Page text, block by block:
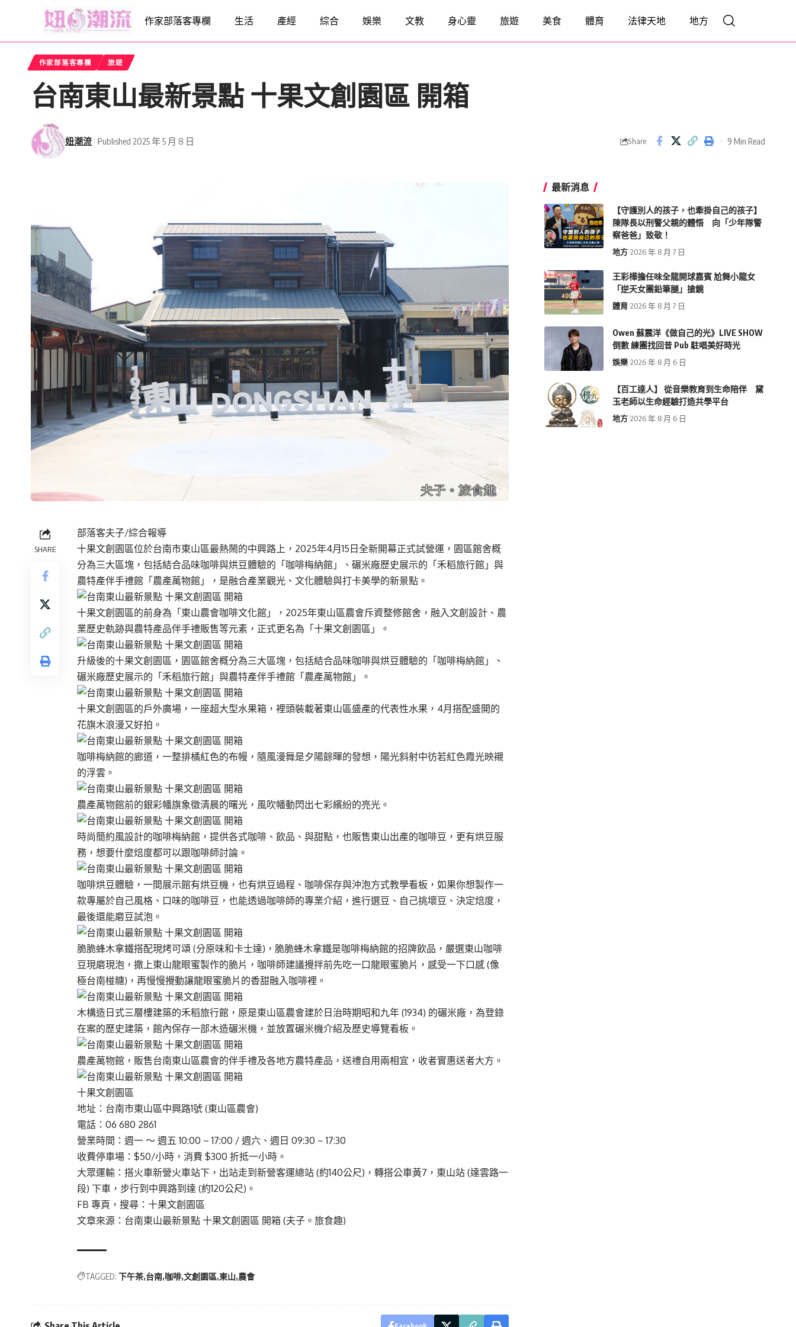
作家部落客專欄 生活 產經 綜合 娛樂 文教 身心靈 旅遊 美食 體育 法律天地 地方
作家部落客專欄 旅遊
台南東山最新景點 十果文創園區 開箱
妞潮流 Published 2025 年 5 月 8 日 Share 9 Min Read
SHARE
部落客夫子/綜合報導
十果文創園區位於台南市東山區最熱鬧的中興路上，2025年4月15日全新開幕正式試營運，園區館舍概
分為三大區塊，包括結合品味咖啡與烘豆體驗的「咖啡梅納館」、碾米廠歷史展示的「禾稻旅行館」與
農特產伴手禮館「農產萬物館」，是融合產業觀光、文化體驗與打卡美學的新景點。
十果文創園區的前身為「東山農會咖啡文化館」，2025年東山區農會斥資整修館舍，融入文創設計、農
業歷史軌跡與農特產品伴手禮販售等元素，正式更名為「十果文創園區」。
升級後的十果文創園區，園區館舍概分為三大區塊，包括結合品味咖啡與烘豆體驗的「咖啡梅納館」、
碾米廠歷史展示的「禾稻旅行館」與農特產伴手禮館「農產萬物館」。
十果文創園區的戶外廣場，一座超大型水果箱，裡頭裝載著東山區盛產的代表性水果，4月搭配盛開的
花旗木浪漫又好拍。
咖啡梅納館的廊道，一整排橘紅色的布幔，隨風漫舞是夕陽餘暉的發想，陽光斜射中彷若紅色霞光映襯
的浮雲。
農產萬物館前的銀彩幡旗象徵清晨的曙光，風吹幡動閃出七彩繽紛的亮光。
時尚簡約風設計的咖啡梅納館，提供各式咖啡、飲品、與甜點，也販售東山出產的咖啡豆，更有烘豆服
務，想要什麼焙度都可以跟咖啡師討論。
咖啡烘豆體驗，一間展示館有烘豆機，也有烘豆過程、咖啡保存與沖泡方式教學看板，如果你想製作一
款專屬於自己風格、口味的咖啡豆，也能透過咖啡師的專業介紹，進行選豆、自己挑壞豆、決定焙度，
最後還能磨豆試泡。
脆脆蜂木拿鐵搭配現烤可頌 (分原味和卡士達)，脆脆蜂木拿鐵是咖啡梅納館的招牌飲品，嚴選東山咖啡
豆現磨現泡，撒上東山龍眼蜜製作的脆片，咖啡師建議攪拌前先吃一口龍眼蜜脆片，感受一下口感 (像
極台南椪糖)，再慢慢攪動讓龍眼蜜脆片的香甜融入咖啡裡。
木構造日式三層樓建築的禾稻旅行館，原是東山區農會建於日治時期昭和九年 (1934) 的碾米廠，為登錄
在案的歷史建築，館內保存一部木造碾米機，並放置碾米機介紹及歷史導覽看板。
農產萬物館，販售台南東山區農會的伴手禮及各地方農特產品，送禮自用兩相宜，收者實惠送者大方。
十果文創園區
地址：台南市東山區中興路1號 (東山區農會)
電話：06 680 2861
營業時間：週一 ～ 週五 10:00 ~ 17:00 / 週六、週日 09:30 ~ 17:30
收費停車場：$50/小時，消費 $300 折抵一小時。
大眾運輸：搭火車新營火車站下，出站走到新營客運總站 (約140公尺)，轉搭公車黃7，東山站 (達雲路一
段) 下車，步行到中興路到達 (約120公尺)。
FB 專頁，搜尋： 十果文創園區
文章來源： 台南東山最新景點 十果文創園區 開箱 (夫子。旅食趣)
TAGGED: 下午茶 台南 咖啡 文創園區 東山 農會
最新消息
【守護別人的孩子，也牽掛自己的孩子】
陳隊長以刑警父親的體悟 向「少年隊警
察爸爸」致敬！
地方 2026 年 8 月 7 日
王彩樺擔任味全龍開球嘉賓 尬舞小龍女
「逆天女團鉛筆腿」搶鏡
體育 2026 年 8 月 7 日
Owen 蘇震洋《做自己的光》LIVE SHOW
倒數 練團找回昔 Pub 駐唱美好時光
娛樂 2026 年 8 月 6 日
【百工達人】 從音樂教育到生命陪伴 黛
玉老師以生命經驗打造共學平台
地方 2026 年 8 月 6 日